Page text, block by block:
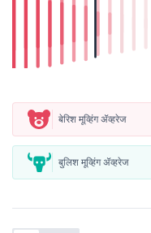
बेरिश मूव्हिंग ॲव्हरेज
बुलिश मूव्हिंग ॲव्हरेज